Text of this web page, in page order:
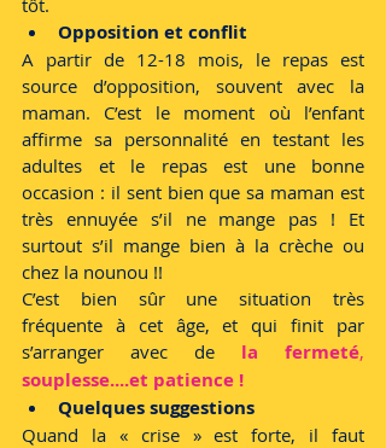
tôt.
Opposition et conflit
A partir de 12-18 mois, le repas est
source d’opposition, souvent avec la
maman. C’est le moment où l’enfant
affirme sa personnalité en testant les
adultes et le repas est une bonne
occasion : il sent bien que sa maman est
très ennuyée s’il ne mange pas ! Et
surtout s’il mange bien à la crèche ou
chez la nounou !!
C’est bien sûr une situation très
fréquente à cet âge, et qui finit par
s’arranger avec de la fermeté
souplesse....et patience !
Quelques suggestions
Quand la « crise » est forte, il faut